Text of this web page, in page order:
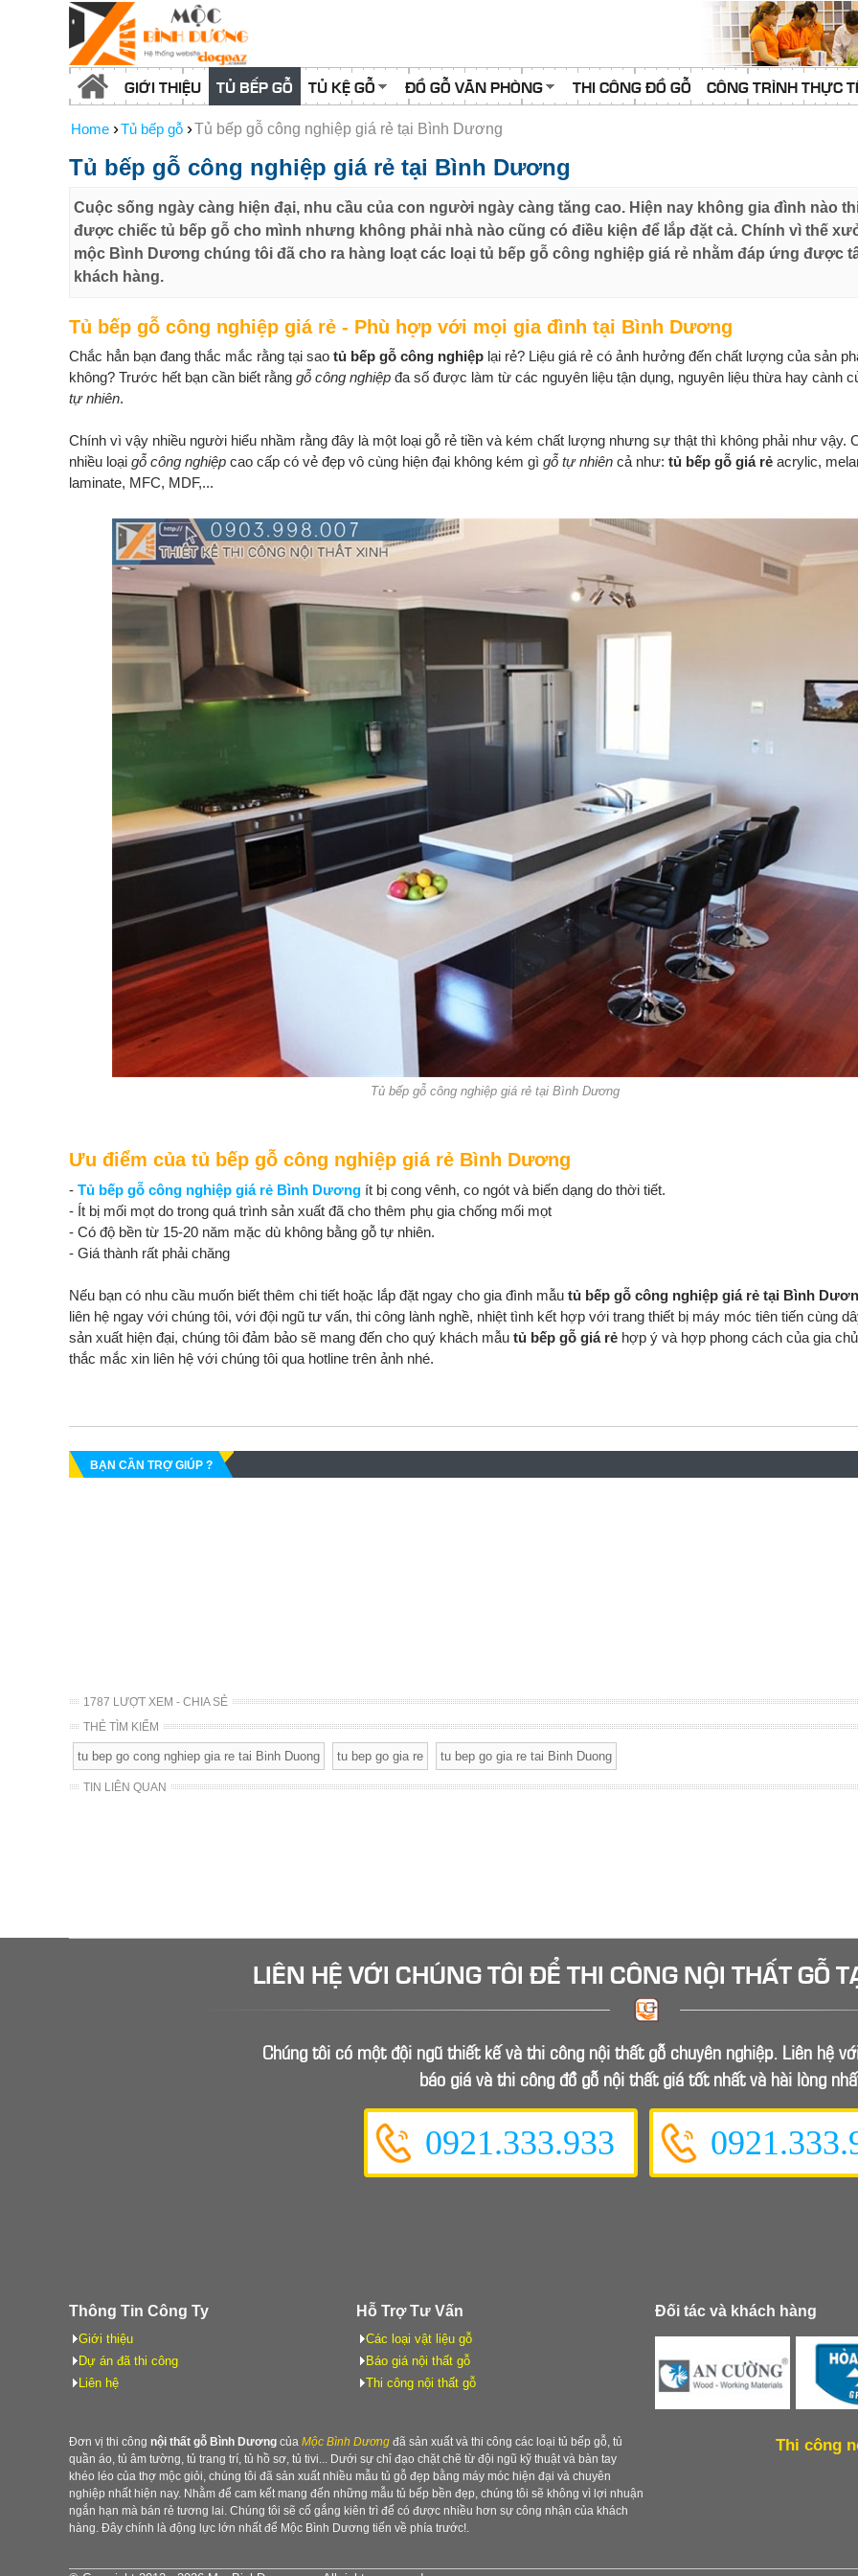
GIỚI THIỆU TỦ BẾP GỖ TỦ KỆ GỖ ĐỒ GỖ VĂN PHÒNG THI CÔNG ĐỒ GỖ CÔNG TRÌNH THỰC
Home ›Tủ bếp gỗ ›Tủ bếp gỗ công nghiệp giá rẻ tại Bình Dương
Tủ bếp gỗ công nghiệp giá rẻ tại Bình Dương
Cuộc sống ngày càng hiện đại, nhu cầu của con người ngày càng tăng cao. Hiện nay không gia đình nào
được chiếc tủ bếp gỗ cho mình nhưng không phải nhà nào cũng có điều kiện để lắp đặt cả. Chính vì thế
mộc Bình Dương chúng tôi đã cho ra hàng loạt các loại tủ bếp gỗ công nghiệp giá rẻ nhằm đáp ứng được
khách hàng.
Tủ bếp gỗ công nghiệp giá rẻ - Phù hợp với mọi gia đình tại Bình Dương
Chắc hẳn bạn đang thắc mắc rằng tại sao tủ bếp gỗ công nghiệp lại rẻ? Liệu giá rẻ có ảnh hưởng đến chất lượng của sản
không? Trước hết bạn cần biết rằng gỗ công nghiệp đa số được làm từ các nguyên liệu tận dụng, nguyên liệu thừa hay cành
tự nhiên.
Chính vì vậy nhiều người hiểu nhầm rằng đây là một loại gỗ rẻ tiền và kém chất lượng nhưng sự thật thì không phải như vậy.
nhiều loại gỗ công nghiệp cao cấp có vẻ đẹp vô cùng hiện đại không kém gì gỗ tự nhiên cả như: tủ bếp gỗ giá rẻ acrylic,
laminate, MFC, MDF,...
Tủ bếp gỗ công nghiệp giá rẻ tại Bình Dương
Ưu điểm của tủ bếp gỗ công nghiệp giá rẻ Bình Dương
- Tủ bếp gỗ công nghiệp giá rẻ Bình Dương ít bị cong vênh, co ngót và biến dạng do thời tiết.
- Ít bị mối mọt do trong quá trình sản xuất đã cho thêm phụ gia chống mối mọt
- Có độ bền từ 15-20 năm mặc dù không bằng gỗ tự nhiên.
- Giá thành rất phải chăng
Nếu bạn có nhu cầu muốn biết thêm chi tiết hoặc lắp đặt ngay cho gia đình mẫu tủ bếp gỗ công nghiệp giá rẻ tại Bình
liên hệ ngay với chúng tôi, với đội ngũ tư vấn, thi công lành nghề, nhiệt tình kết hợp với trang thiết bị máy móc tiên tiến cùng
sản xuất hiện đại, chúng tôi đảm bảo sẽ mang đến cho quý khách mẫu tủ bếp gỗ giá rẻ hợp ý và hợp phong cách của gia
thắc mắc xin liên hệ với chúng tôi qua hotline trên ảnh nhé.
BẠN CẦN TRỢ GIÚP ?
1787 LƯỢT XEM - CHIA SẺ
THẺ TÌM KIẾM
tu bep go cong nghiep gia re tai Binh Duong tu bep go gia re tu bep go gia re tai Binh Duong
TIN LIÊN QUAN
LIÊN HỆ VỚI CHÚNG TÔI ĐỂ THI CÔNG NỘI THẤT GỖ
Chúng tôi có một đội ngũ thiết kế và thi công nội thất gỗ chuyên nghiệp. Liên hệ
báo giá và thi công đồ gỗ nội thất giá tốt nhất và hài lòng
0921.333.933
Thông Tin Công Ty
Giới thiệu
Dự án đã thi công
Liên hệ
Hỗ Trợ Tư Vấn
Các loại vật liệu gỗ
Báo giá nội thất gỗ
Thi công nội thất gỗ
Đối tác và khách hàng
Đơn vị thi công nội thất gỗ Bình Dương của Mộc Bình Dương đã sản xuất và thi công các loại tủ bếp gỗ, tủ
quần áo, tủ âm tường, tủ trang trí, tủ hồ sơ, tủ tivi... Dưới sự chỉ đạo chặt chẽ từ đội ngũ kỹ thuật và bàn tay
khéo léo của thợ mộc giỏi, chúng tôi đã sản xuất nhiều mẫu tủ gỗ đẹp bằng máy móc hiện đại và chuyên
nghiệp nhất hiện nay. Nhằm để cam kết mang đến những mẫu tủ bếp bền đẹp, chúng tôi sẽ không vì lợi nhuận
ngắn hạn mà bán rẻ tương lai. Chúng tôi sẽ cố gắng kiên trì để có được nhiều hơn sự công nhận của khách
hàng. Đây chính là động lực lớn nhất để Mộc Bình Dương tiến về phía trước!.
Thi công